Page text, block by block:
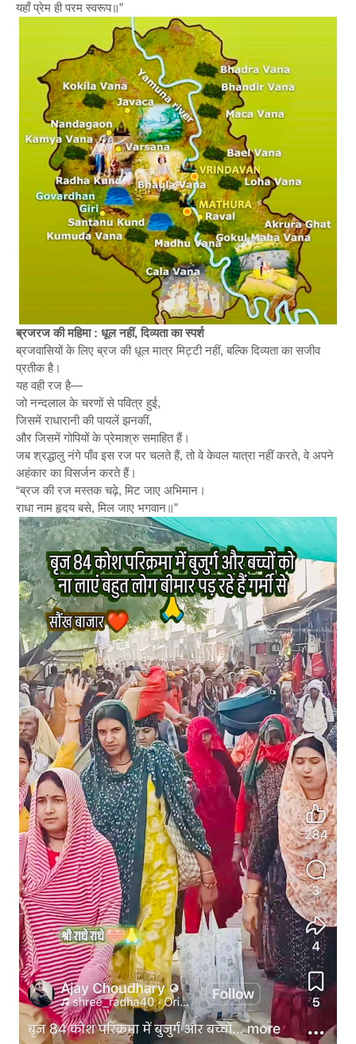
यहाँ प्रेम ही परम स्वरूप॥”
ब्रजरज की महिमा : धूल नहीं, दिव्यता का स्पर्श
ब्रजवासियों के लिए ब्रज की धूल मात्र मिट्टी नहीं, बल्कि दिव्यता का सजीव
प्रतीक है।
यह वही रज है—
जो नन्दलाल के चरणों से पवित्र हुई,
जिसमें राधारानी की पायलें झनकीं,
और जिसमें गोपियों के प्रेमाश्रु समाहित हैं।
जब श्रद्धालु नंगे पाँव इस रज पर चलते हैं, तो वे केवल यात्रा नहीं करते, वे अपने
अहंकार का विसर्जन करते हैं।
“ब्रज की रज मस्तक चढ़े, मिट जाए अभिमान।
राधा नाम हृदय बसे, मिल जाए भगवान॥”